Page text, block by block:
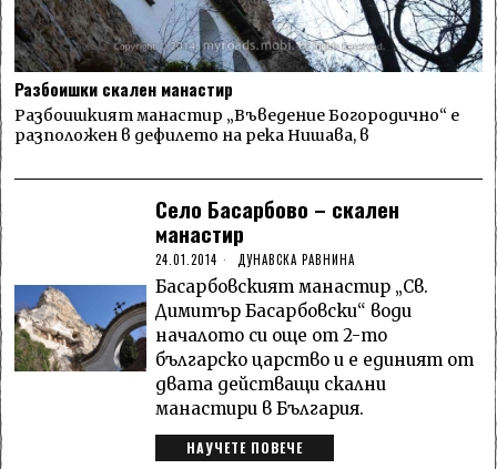
Разбоишки скален манастир
Разбоишкият манастир „Въведение Богородично“ е
разположен в дефилето на река Нишава, в
Село Басарбово – скален
манастир
24.01.2014 ДУНАВСКА РАВНИНА
Басарбовският манастир „Св.
Димитър Басарбовски“ води
началото си още от 2-то
българско царство и е единият от
двата действащи скални
манастири в България.
НАУЧЕТЕ ПОВЕЧЕ